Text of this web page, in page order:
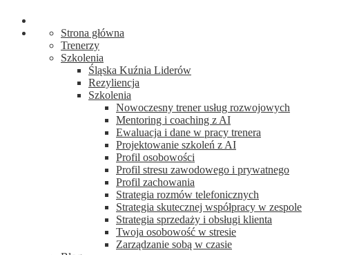
Strona główna
Trenerzy
Szkolenia
Śląska Kuźnia Liderów
Rezyliencja
Szkolenia
Nowoczesny trener usług rozwojowych
Mentoring i coaching z AI
Ewaluacja i dane w pracy trenera
Projektowanie szkoleń z AI
Profil osobowości
Profil stresu zawodowego i prywatnego
Profil zachowania
Strategia rozmów telefonicznych
Strategia skutecznej współpracy w zespole
Strategia sprzedaży i obsługi klienta
Twoja osobowość w stresie
Zarządzanie sobą w czasie